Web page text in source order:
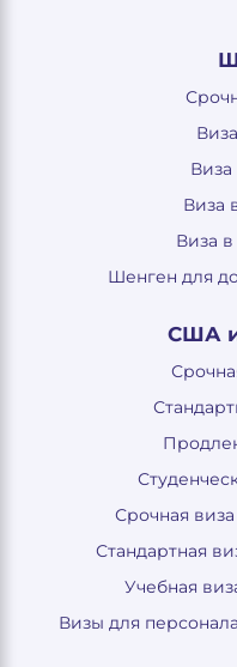
Виза
Виза
Шенген для
США
Срочная
Стандартная
Учебная
Визы для